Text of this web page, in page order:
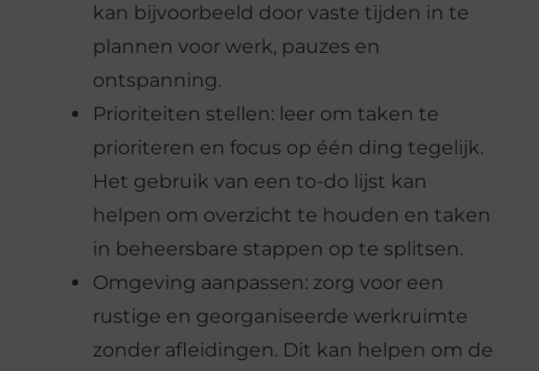
kan bijvoorbeeld door vaste tijden in te
plannen voor werk, pauzes en
ontspanning.
Prioriteiten stellen: leer om taken te
prioriteren en focus op één ding tegelijk.
Het gebruik van een to-do lijst kan
helpen om overzicht te houden en taken
in beheersbare stappen op te splitsen.
Omgeving aanpassen: zorg voor een
rustige en georganiseerde werkruimte
zonder afleidingen. Dit kan helpen om de